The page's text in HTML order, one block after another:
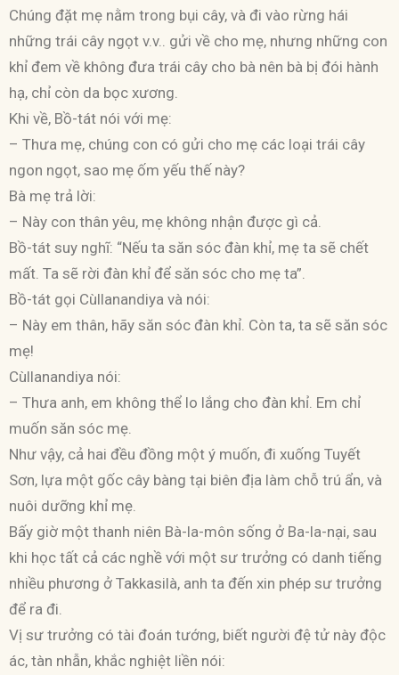
Chúng đặt mẹ nằm trong bụi cây, và đi vào rừng hái
những trái cây ngọt v.v.. gửi về cho mẹ, nhưng những con
khỉ đem về không đưa trái cây cho bà nên bà bị đói hành
hạ, chỉ còn da bọc xương.
Khi về, Bồ-tát nói với mẹ:
– Thưa mẹ, chúng con có gửi cho mẹ các loại trái cây
ngon ngọt, sao mẹ ốm yếu thế này?
Bà mẹ trả lời:
– Này con thân yêu, mẹ không nhận được gì cả.
Bồ-tát suy nghĩ: “Nếu ta săn sóc đàn khỉ, mẹ ta sẽ chết
mất. Ta sẽ rời đàn khỉ để săn sóc cho mẹ ta”.
Bồ-tát gọi Cùllanandiya và nói:
– Này em thân, hãy săn sóc đàn khỉ. Còn ta, ta sẽ săn sóc
mẹ!
Cùllanandiya nói:
– Thưa anh, em không thể lo lắng cho đàn khỉ. Em chỉ
muốn săn sóc mẹ.
Như vậy, cả hai đều đồng một ý muốn, đi xuống Tuyết
Sơn, lựa một gốc cây bàng tại biên địa làm chỗ trú ẩn, và
nuôi dưỡng khỉ mẹ.
Bấy giờ một thanh niên Bà-la-môn sống ở Ba-la-nại, sau
khi học tất cả các nghề với một sư trưởng có danh tiếng
nhiều phương ở Takkasilà, anh ta đến xin phép sư trưởng
để ra đi.
Vị sư trưởng có tài đoán tướng, biết người đệ tử này độc
ác, tàn nhẫn, khắc nghiệt liền nói: